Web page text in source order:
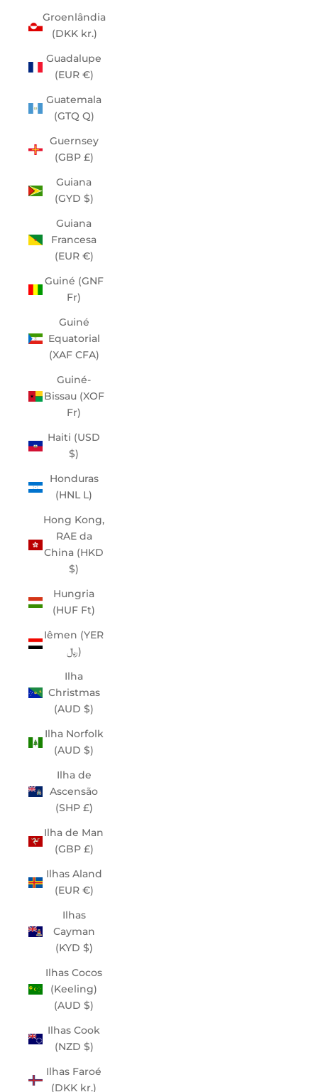
Groenlândia
(DKK kr.)
Guadalupe
(EUR €)
Guatemala
(GTQ Q)
Guernsey
(GBP £)
Guiana
(GYD $)
Guiana
Francesa
(EUR €)
Guiné (GNF
Fr)
Guiné
Equatorial
(XAF CFA)
Guiné-
Bissau (XOF
Fr)
Haiti (USD
$)
Honduras
(HNL L)
Hong Kong,
RAE da
China (HKD
$)
Hungria
(HUF Ft)
Iêmen (YER
﷼)
Ilha
Christmas
(AUD $)
Ilha Norfolk
(AUD $)
Ilha de
Ascensão
(SHP £)
Ilha de Man
(GBP £)
Ilhas Aland
(EUR €)
Ilhas
Cayman
(KYD $)
Ilhas Cocos
(Keeling)
(AUD $)
Ilhas Cook
(NZD $)
Ilhas Faroé
(DKK kr.)